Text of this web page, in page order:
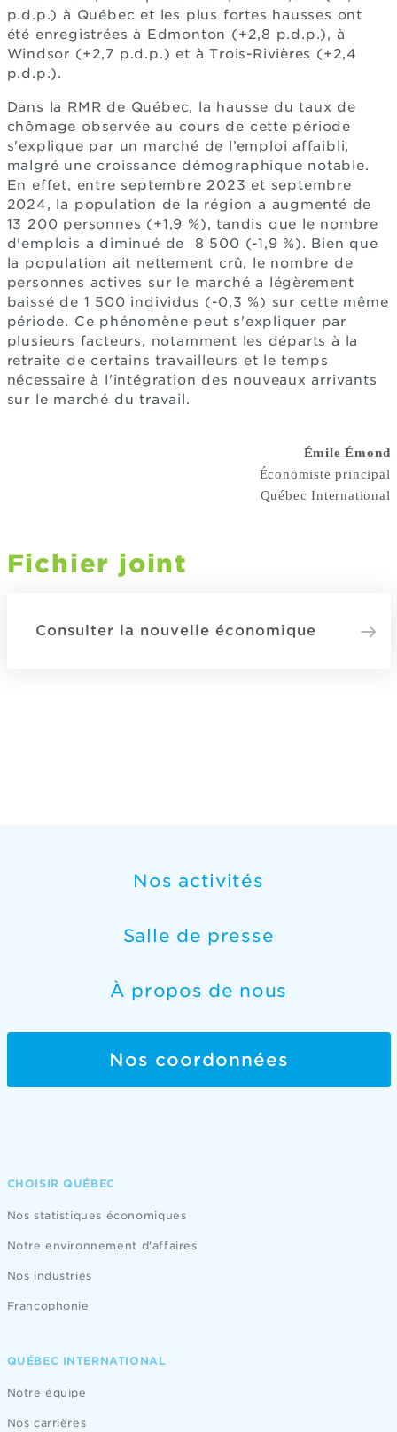
p.d.p.) à Québec et les plus fortes hausses ont
été enregistrées à Edmonton (+2,8 p.d.p.), à
Windsor (+2,7 p.d.p.) et à Trois-Rivières (+2,4
p.d.p.).
Dans la RMR de Québec, la hausse du taux de
chômage observée au cours de cette période
s'explique par un marché de l’emploi affaibli,
malgré une croissance démographique notable.
En effet, entre septembre 2023 et septembre
2024, la population de la région a augmenté de
13 200 personnes (+1,9 %), tandis que le nombre
d'emplois a diminué de 8 500 (-1,9 %). Bien que
la population ait nettement crû, le nombre de
personnes actives sur le marché a légèrement
baissé de 1 500 individus (-0,3 %) sur cette même
période. Ce phénomène peut s'expliquer par
plusieurs facteurs, notamment les départs à la
retraite de certains travailleurs et le temps
nécessaire à l'intégration des nouveaux arrivants
sur le marché du travail.
Émile Émond
Économiste principal
Québec International
Fichier joint
Consulter la nouvelle économique
Nos activités
Salle de presse
À propos de nous
Nos coordonnées
CHOISIR QUÉBEC
Nos statistiques économiques
Notre environnement d'affaires
Nos industries
Francophonie
QUÉBEC INTERNATIONAL
Notre équipe
Nos carrières